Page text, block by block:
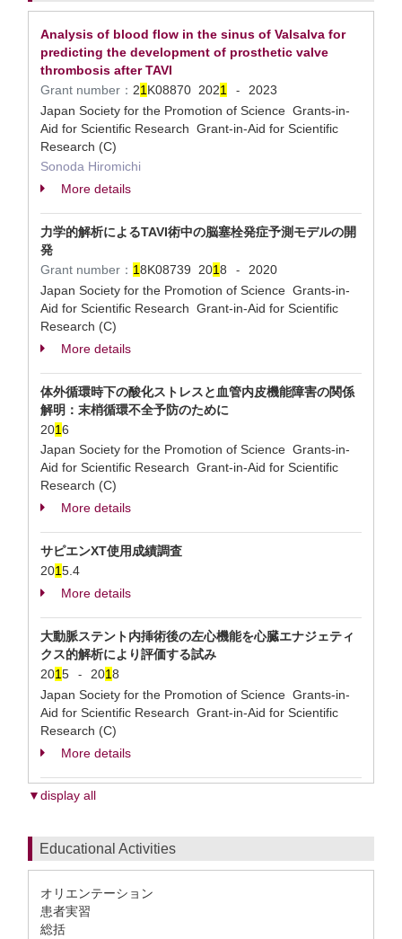
Analysis of blood flow in the sinus of Valsalva for
predicting the development of prosthetic valve
thrombosis after TAVI
Grant number： 21 K08870 2021 -
2023
Japan Society for the Promotion of Science Grants-in-
Aid for Scientific Research Grant-in-Aid for Scientific
Research (C)
Sonoda Hiromichi
More details
力学的解析によるTAVI術中の脳塞栓発症予測モデルの開
発
Grant number： 18K08739 2018 -
2020
Japan Society for the Promotion of Science Grants-in-
Aid for Scientific Research Grant-in-Aid for Scientific
Research (C)
More details
体外循環時下の酸化ストレスと血管内皮機能障害の関係
解明：末梢循環不全予防のために
2016
Japan Society for the Promotion of Science Grants-in-
Aid for Scientific Research Grant-in-Aid for Scientific
Research (C)
More details
サピエンXT使用成績調査
2015.4
More details
大動脈ステント内挿術後の左心機能を心臓エナジェティ
クス的解析により評価する試み
2015 - 2018
Japan Society for the Promotion of Science Grants-in-
Aid for Scientific Research Grant-in-Aid for Scientific
Research (C)
More details
▼display all
Educational Activities
オリエンテーション
患者実習
総括